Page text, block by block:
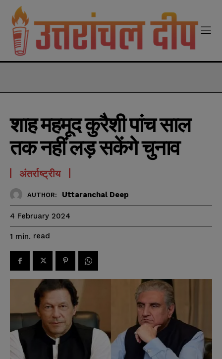
शाह महमूद कुरैशी पांच साल
तक नहीं लड़ सकेंगे चुनाव
अंतर्राष्ट्रीय
AUTHOR: Uttaranchal Deep
4 February 2024
1 min. read